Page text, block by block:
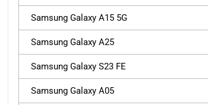
Samsung Galaxy A15 5G
Samsung Galaxy A25
Samsung Galaxy S23 FE
Samsung Galaxy A05